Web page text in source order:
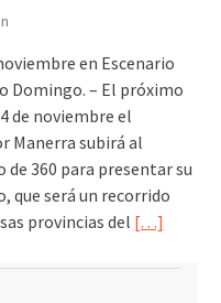
en Escenario
Domingo. – El próximo
de noviembre el
Manerra subirá al
de 360 para presentar su
que será un recorrido
provincias del […]